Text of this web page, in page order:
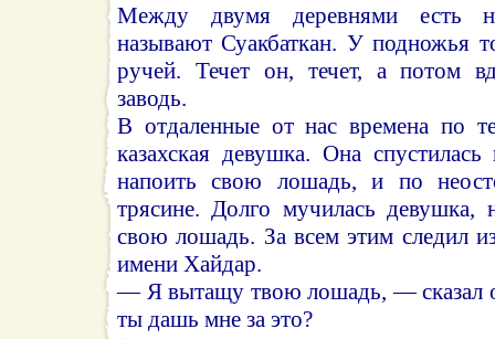
Между двумя деревнями есть
называют Суакбаткан. У подножья
ручей. Течет он, течет, а потом
заводь.
В отдаленные от нас времена по
казахская девушка. Она
напоить свою лошадь, и по
трясине. Долго мучилась девушка,
свою лошадь. За всем этим следил
имени Хайдар.
— Я вытащу твою лошадь, — сказал
ты дашь мне за это?